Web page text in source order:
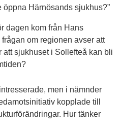
Härnösands sjukhus?”
dagen kom från Hans
om regionen avser att
att sjukhuset i Sollefteå kan bli
men i nämnder
kopplade till
Hur tänker